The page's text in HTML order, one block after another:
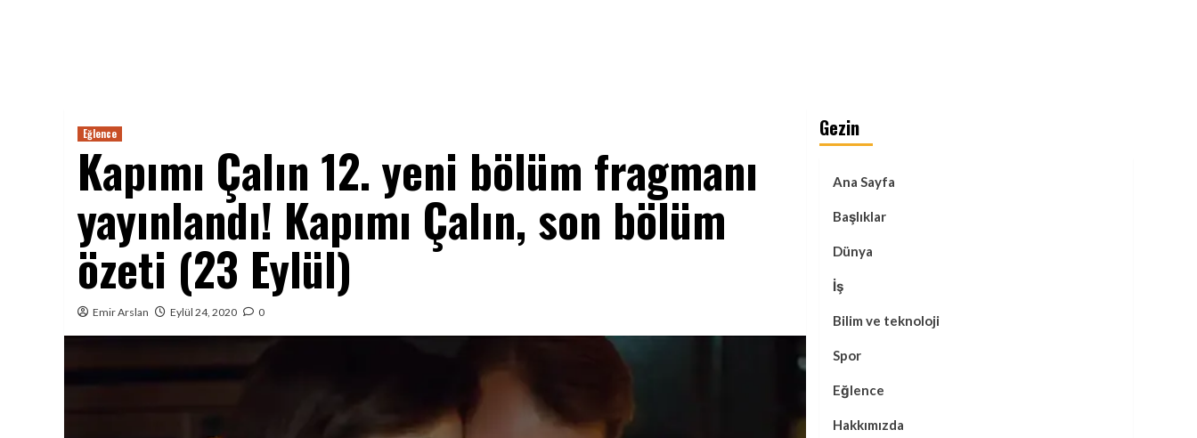
Eğlence
Kapımı Çalın 12. yeni bölüm fragmanı
yayınlandı! Kapımı Çalın, son bölüm
özeti (23 Eylül)
Emir Arslan Eylül 24, 2020 0
Gezin
Ana Sayfa
Başlıklar
Dünya
İş
Bilim ve teknoloji
Spor
Eğlence
Hakkımızda